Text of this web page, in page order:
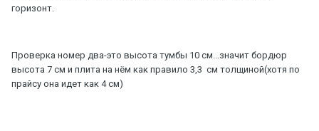
горизонт.
Проверка номер два-это высота тумбы 10 см...значит бордюр
высота 7 см и плита на нём как правило 3,3 см толщиной(хотя по
прайсу она идет как 4 см)